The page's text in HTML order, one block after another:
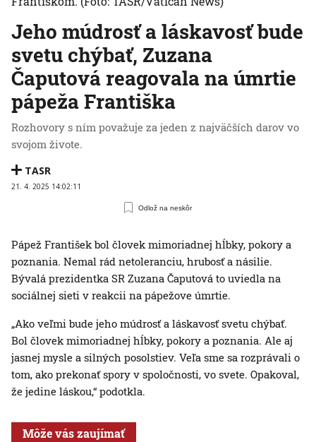
Jeho múdrosť a láskavosť bude
svetu chýbať, Zuzana
Čaputová reagovala na úmrtie
pápeža Františka
Rozhovory s ním považuje za jeden z najväčších darov vo
svojom živote.
TASR
21. 4. 2025 14:02:11
Odlož na neskôr
Pápež František bol človek mimoriadnej hĺbky, pokory a
poznania. Nemal rád netoleranciu, hrubosť a násilie.
Bývalá prezidentka SR Zuzana Čaputová to uviedla na
sociálnej sieti v reakcii na pápežove úmrtie.
„Ako veľmi bude jeho múdrosť a láskavosť svetu chýbať.
Bol človek mimoriadnej hĺbky, pokory a poznania. Ale aj
jasnej mysle a silných posolstiev. Veľa sme sa rozprávali o
tom, ako prekonať spory v spoločnosti, vo svete. Opakoval,
že jedine láskou,“ podotkla.
Môže vás zaujímať